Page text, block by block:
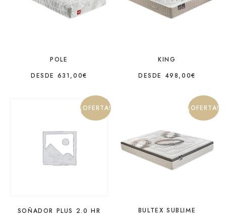
POLE
DESDE 631,00€
KING
DESDE 498,00€
¡OFERTA!
SOÑADOR PLUS 2.0 HR
¡OFERTA!
BULTEX SUBLIME